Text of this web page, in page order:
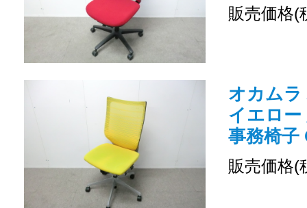
販売価格(
オカムラ
イエロ
事務椅子
販売価格(